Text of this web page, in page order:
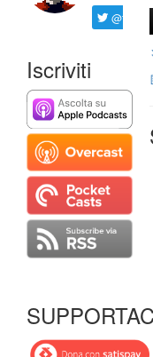
@ftrava
Iscriviti